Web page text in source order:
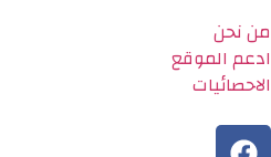
من نحن
ادعم الموقع
الاحصائيات